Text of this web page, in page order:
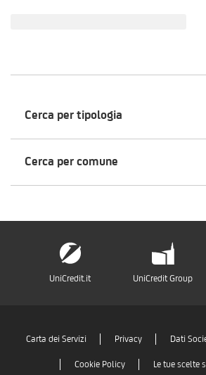
Cerca per tipologia
Cerca per comune
UniCredit.it UniCredit Group
Carta dei Servizi Privacy Dati
Cookie Policy Le tue scelte